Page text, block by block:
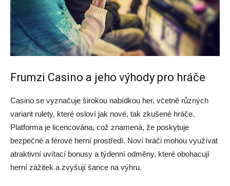
Frumzi Casino a jeho výhody pro hráče
Casino se vyznačuje širokou nabídkou her, včetně různých
variant rulety, které osloví jak nové, tak zkušené hráče.
Platforma je licencována, což znamená, že poskytuje
bezpečné a férové herní prostředí. Noví hráči mohou využívat
atraktivní uvítací bonusy a týdenní odměny, které obohacují
herní zážitek a zvyšují šance na výhru.